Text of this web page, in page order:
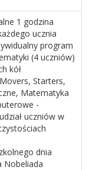
1 godzina
ucznia
program
(4 uczniów)
kół
Starters,
Matematyka
-
uczniów w
dnia
Nobeliada